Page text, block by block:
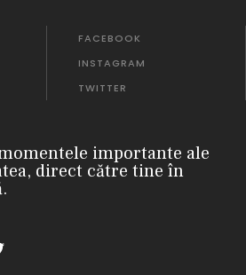
FACEBOOK
INSTAGRAM
TWITTER
importante ale
direct către tine în